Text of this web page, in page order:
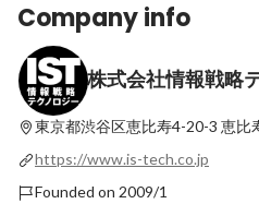
33歳で営業からエンジニアへ転身
意外にも「苦しくない」挑戦の道
Latest
Company info
株式会社情報戦略
東京都渋谷区恵比寿4-20-3 恵比
https://www.is-tech.co.jp
Founded on 2009/1